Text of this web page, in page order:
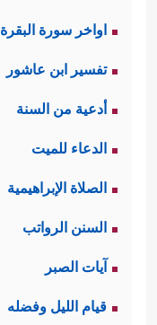
اواخر سورة البقرة
تفسير ابن عاشور
أدعية من السنة
الدعاء للميت
الصلاة الإبراهيمية
السنن الرواتب
آيات الصبر
قيام الليل وفضله